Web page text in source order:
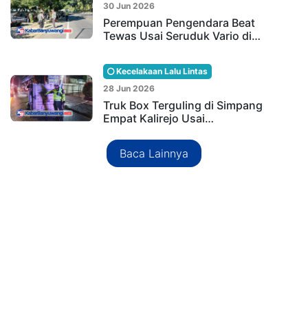
30 Jun 2026
Perempuan Pengendara Beat
Tewas Usai Seruduk Vario di…
Kecelakaan Lalu Lintas
28 Jun 2026
Truk Box Terguling di Simpang
Empat Kalirejo Usai…
Baca Lainnya